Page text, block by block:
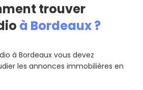
trouver
à Bordeaux ?
à Bordeaux vous devez
les annonces immobilières en